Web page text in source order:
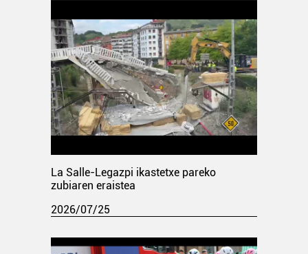
La Salle-Legazpi ikastetxe pareko
zubiaren eraistea
2026/07/25